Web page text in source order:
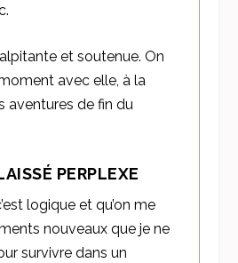
et soutenue. On
avec elle, à la
aventures de fin du
PERPLEXE
logique et qu’on me
nouveaux que je ne
survivre dans un